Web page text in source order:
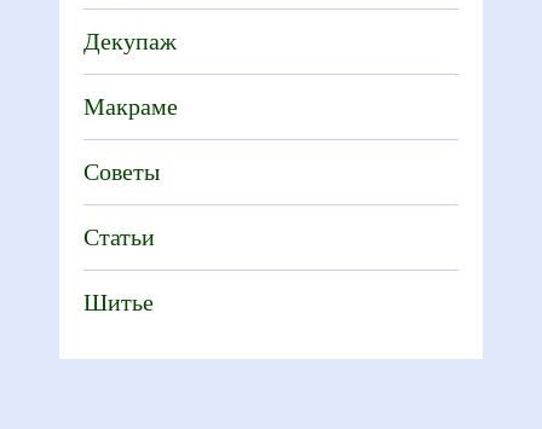
Декупаж
Макраме
Советы
Статьи
Шитье